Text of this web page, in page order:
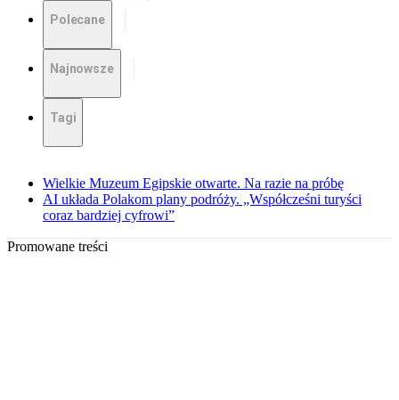
Polecane
Najnowsze
Tagi
Wielkie Muzeum Egipskie otwarte. Na razie na próbę
AI układa Polakom plany podróży. „Współcześni turyści
coraz bardziej cyfrowi”
Promowane treści